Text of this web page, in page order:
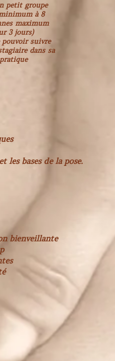
petit groupe
à 8
maximum
3 jours)
pouvoir suivre
dans sa
pratique
les bases de la pose.
bienveillante